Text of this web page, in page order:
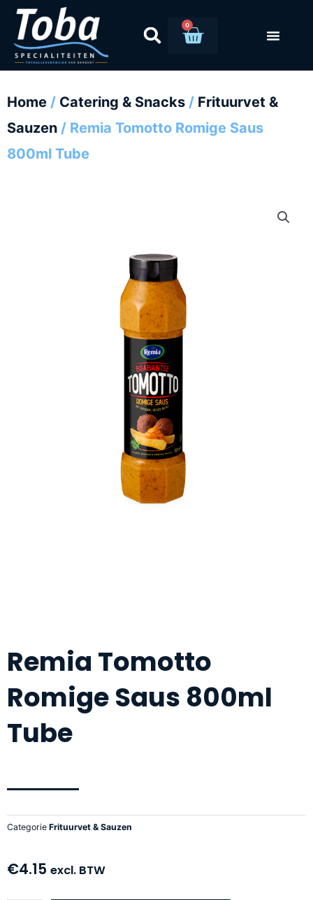
inhoud
0
Home / Catering & Snacks / Frituurvet &
Sauzen / Remia Tomotto Romige Saus
800ml Tube
Remia Tomotto
Romige Saus 800ml
Tube
Categorie Frituurvet & Sauzen
€4.15 excl. BTW